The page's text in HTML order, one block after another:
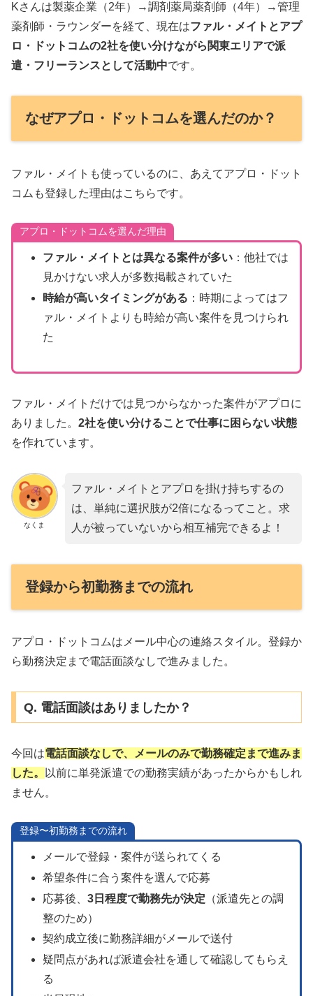
Kさんは製薬企業（2年）→調剤薬局薬剤師（4年）→管理
薬剤師・ラウンダーを経て、現在はファル・メイトとアプ
ロ・ドットコムの2社を使い分けながら関東エリアで派
遣・フリーランスとして活動中です。
なぜアプロ・ドットコムを選んだのか？
ファル・メイトも使っているのに、あえてアプロ・ドット
コムも登録した理由はこちらです。
アプロ・ドットコムを選んだ理由
ファル・メイトとは異なる案件が多い：他社では
見かけない求人が多数掲載されていた
時給が高いタイミングがある ：時期によってはフ
ァル・メイトよりも時給が高い案件を見つけられ
た
ファル・メイトだけでは見つからなかった案件がアプロに
ありました。 2社を使い分けることで仕事に困らない状態
を作れています。
なくま
ファル・メイトとアプロを掛け持ちするの
は、単純に選択肢が2倍になるってこと。求
人が被っていないから相互補完できるよ！
登録から初勤務までの流れ
アプロ・ドットコムはメール中心の連絡スタイル。登録か
ら勤務決定まで電話面談なしで進みました。
Q. 電話面談はありましたか？
今回は電話面談なしで、メールのみで勤務確定まで進みま
した。
以前に単発派遣での勤務実績があったからかもしれ
ません。
登録〜初勤務までの流れ
メールで登録・案件が送られてくる
希望条件に合う案件を選んで応募
応募後、 3日程度で勤務先が決定 （派遣先との調
整のため）
契約成立後に勤務詳細がメールで送付
疑問点があれば派遣会社を通して確認してもらえ
る